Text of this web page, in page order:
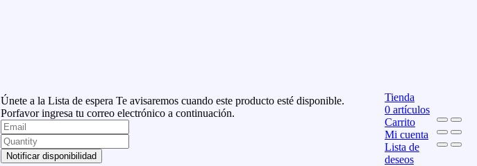
Únete a la Lista de espera Te avisaremos cuando este producto esté disponible.
Porfavor ingresa tu correo electrónico a continuación.
Notificar disponibilidad
Tienda
0 artículos
Carrito
Mi cuenta
Lista de
deseos